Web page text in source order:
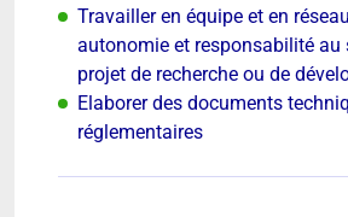
Travailler en équipe et en
autonomie et responsabilité au
projet de recherche ou de
Elaborer des documents
réglementaires